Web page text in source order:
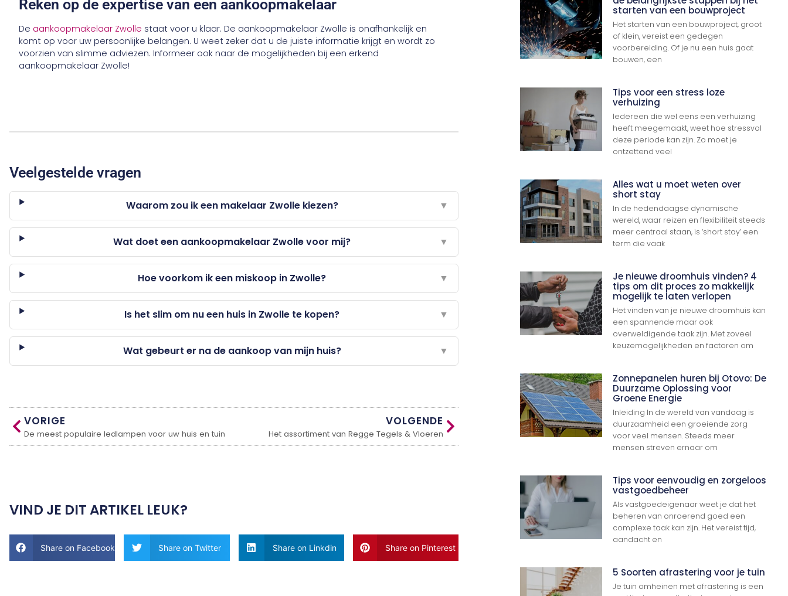
Ga Naar Boven
Reken op de expertise van een aankoopmakelaar
De aankoopmakelaar Zwolle staat voor u klaar. De aankoopmakelaar Zwolle is onafhankelijk en
komt op voor uw persoonlijke belangen. U weet zeker dat u de juiste informatie krijgt en wordt zo
voorzien van slimme adviezen. Informeer ook naar de mogelijkheden bij een erkend
aankoopmakelaar Zwolle!
Veelgestelde vragen
Waarom zou ik een makelaar Zwolle kiezen? ▼
Wat doet een aankoopmakelaar Zwolle voor mij? ▼
Hoe voorkom ik een miskoop in Zwolle? ▼
Is het slim om nu een huis in Zwolle te kopen? ▼
Wat gebeurt er na de aankoop van mijn huis? ▼
VORIGE
De meest populaire ledlampen voor uw huis en tuin
VOLGENDE
Het assortiment van Regge Tegels & Vloeren
VIND JE DIT ARTIKEL LEUK?
Share on Facebook Share on Twitter Share on Linkdin Share on Pinterest
starten van een bouwproject
Het starten van een bouwproject, groot
of klein, vereist een gedegen
voorbereiding. Of je nu een huis gaat
bouwen, een
Tips voor een stress loze
verhuizing
Iedereen die wel eens een verhuizing
heeft meegemaakt, weet hoe stressvol
deze periode kan zijn. Zo moet je
ontzettend veel
Alles wat u moet weten over
short stay
In de hedendaagse dynamische
wereld, waar reizen en flexibiliteit steeds
meer centraal staan, is ‘short stay’ een
term die vaak
Je nieuwe droomhuis vinden? 4
tips om dit proces zo makkelijk
mogelijk te laten verlopen
Het vinden van je nieuwe droomhuis kan
een spannende maar ook
overweldigende taak zijn. Met zoveel
keuzemogelijkheden en factoren om
Zonnepanelen huren bij Otovo: De
Duurzame Oplossing voor
Groene Energie
Inleiding In de wereld van vandaag is
duurzaamheid een groeiende zorg
voor veel mensen. Steeds meer
mensen streven ernaar om
Tips voor eenvoudig en zorgeloos
vastgoedbeheer
Als vastgoedeigenaar weet je dat het
beheren van onroerend goed een
complexe taak kan zijn. Het vereist tijd,
aandacht en
5 Soorten afrastering voor je tuin
Je tuin omheinen met afrastering is een